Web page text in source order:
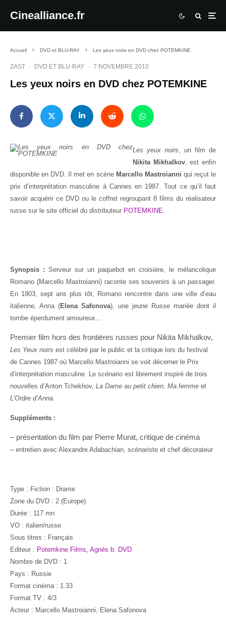
Cinealliance.fr
Accueil DVD et BLU-RAY Les yeux noirs en DVD chez POTEMKINE
ZAST · DVD ET BLU-RAY · 7 NOVEMBRE 2010
Les yeux noirs en DVD chez POTEMKINE
Les yeux noirs, un film de
Nikita Mikhalkov, est enfin
disponible en DVD. Il met en scène Marcello Mastroianni qui reçut le
prix d’interprétation masculine à Cannes en 1987. Tout ce qu’il faut
savoir acquérir ce DVD ou le coffret regroupant 8 films du réalisateur
russe sur le site officiel du distributeur POTEMKINE.
Synopsis : Serveur sur un paquebot en croisière, le mélancolique
Romano (Marcello Mastroianni) raconte ses souvenirs à un passager.
En 1903, sept ans plus tôt, Romano rencontre dans une ville d’eau
italienne, Anna (Elena Safonova), une jeune Russe mariée dont il
tombe éperdument amoureux…
Premier film hors des frontières russes pour Nikita Mikhalkov,
Les Yeux noirs est célébré par le public et la critique lors du festival
de Cannes 1987 où Marcello Mastroianni se voit décerner le Prix
d’interprétation masculine. Le scénario est librement inspiré de trois
nouvelles d’Anton Tchekhov, La Dame au petit chien, Ma femme et
L’Ordre d’Anna.
Suppléments :
– présentation du film par Pierre Murat, critique de cinéma
– entretien avec Alexandre Adabachian, scénariste et chef décorateur
Type : Fiction : Drame
Zone du DVD : 2 (Europe)
Durée : 117 mn
VO : italien/russe
Sous titres : Français
Editeur : Potemkine Films, Agnès b. DVD
Nombre de DVD : 1
Pays : Russie
Format cinéma : 1.33
Format TV : 4/3
Acteur : Marcello Mastroianni, Elena Safonova